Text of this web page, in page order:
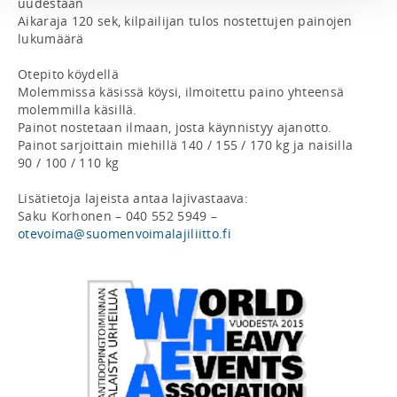
Aikaraja 120 sek, kilpailijan tulos nostettujen painojen
lukumäärä
Otepito köydellä
Molemmissa käsissä köysi, ilmoitettu paino yhteensä
molemmilla käsillä.
Painot nostetaan ilmaan, josta käynnistyy ajanotto.
Painot sarjoittain miehillä 140 / 155 / 170 kg ja naisilla
90 / 100 / 110 kg
Lisätietoja lajeista antaa lajivastaava:
otevoima@suomenvoimalajiliitto.fi